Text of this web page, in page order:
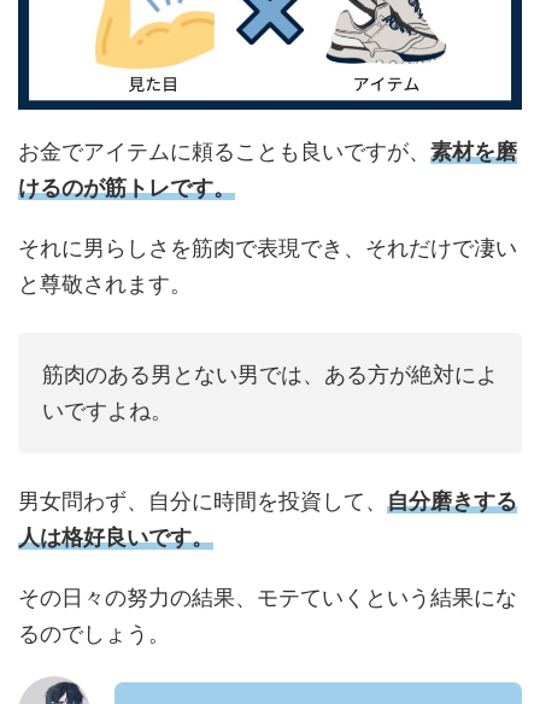
お金でアイテムに頼ることも良いですが、 素材を磨
けるのが筋トレです。
それに男らしさを筋肉で表現でき、それだけで凄い
と尊敬されます。
筋肉のある男とない男では、ある方が絶対によ
いですよね。
男女問わず、自分に時間を投資して、 自分磨きする
人は格好良いです。
その日々の努力の結果、モテていくという結果にな
るのでしょう。